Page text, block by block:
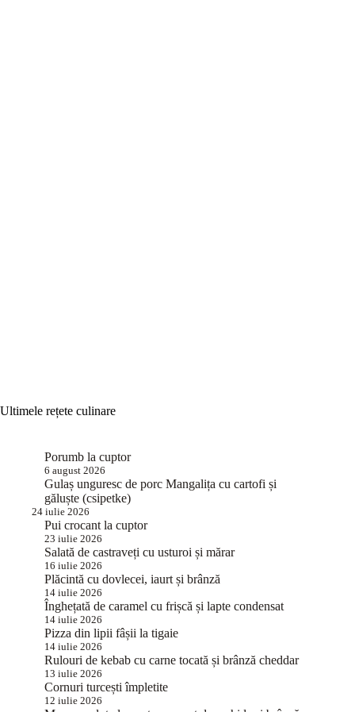
Ultimele rețete culinare
Porumb la cuptor
6 august 2026
Gulaș unguresc de porc Mangalița cu cartofi și
găluște (csipetke)
24 iulie 2026
Pui crocant la cuptor
23 iulie 2026
Salată de castraveți cu usturoi și mărar
16 iulie 2026
Plăcintă cu dovlecei, iaurt și brânză
14 iulie 2026
Înghețată de caramel cu frișcă și lapte condensat
14 iulie 2026
Pizza din lipii fâșii la tigaie
14 iulie 2026
Rulouri de kebab cu carne tocată și brânză cheddar
13 iulie 2026
Cornuri turcești împletite
12 iulie 2026